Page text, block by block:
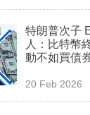
特朗普次子
人：比特幣
動不如買債
20 Feb 2026